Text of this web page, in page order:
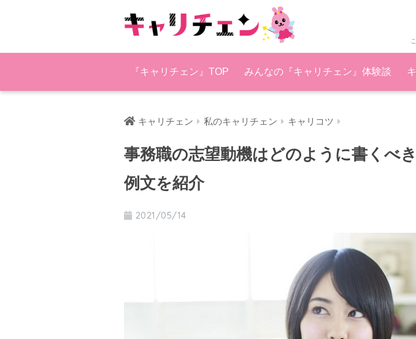
『キャリチェン』TOP みんなの『キャリチェン』体験談
キャリチェン 私のキャリチェン キャリコツ
事務職の志望動機はどのように書くべ
例文を紹介
2021/05/14